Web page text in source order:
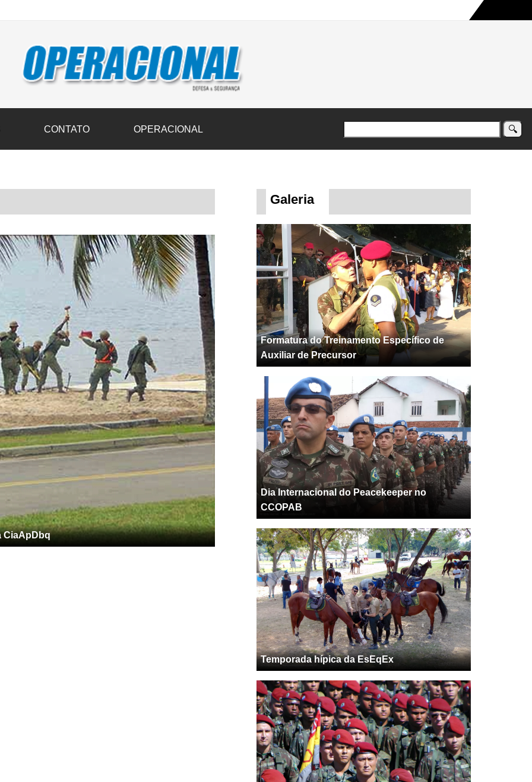
transportam 3,6 mil toneladas de donativos ao Rio Grande do Sul na maior campanha humanitária já registrada no país
CONTATO OPERACIONAL
CiaApDbq
Galeria
Formatura do Treinamento Específico de
Auxiliar de Precursor
Dia Internacional do Peacekeeper no
CCOPAB
Temporada hípica da EsEqEx